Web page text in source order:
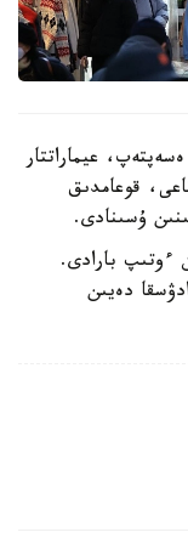
عيماراتتار
قوعامدىق
ۇسىنادى.
ءوتىپ بارادى.
اۋا تەمپەراتۋراسى 43 گرادۋسقا دەيىن